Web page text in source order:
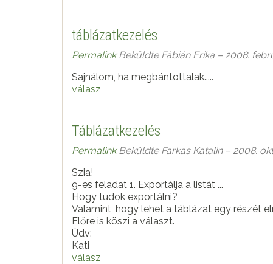
táblázatkezelés
Permalink Beküldte Fábián Erika – 2008.
Sajnálom, ha megbántottalak.....
válasz
Táblázatkezelés
Permalink Beküldte Farkas Katalin– 2008.
Szia!
9-es feladat 1. Exportálja a listát ...
Hogy tudok exportálni?
Valamint, hogy lehet a táblázat egy részét
Előre is köszi a választ.
Üdv:
Kati
válasz